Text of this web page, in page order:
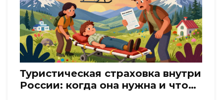
Туристическая страховка внутри
России: когда она нужна и что